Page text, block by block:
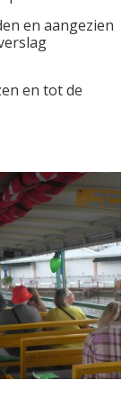
en aangezien
en tot de